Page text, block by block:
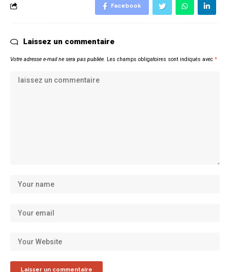
Facebook
Laissez un commentaire
Votre adresse e-mail ne sera pas publiée. Les champs obligatoires sont indiqués avec *